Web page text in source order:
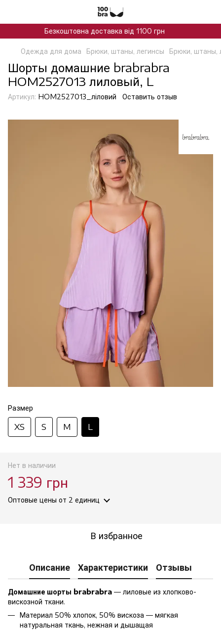
Безкоштовна доставка від 1100 грн
Одежда для дома Брюки, штаны, легинсы Брюки, штаны,
Шорты домашние brabrabra
HOM2527013 лиловый, L
Артикул: HOM2527013_ліловий Оставить отзыв
Размер
XS S M L
Нет в наличии
1 339 грн
Оптовые цены от 2 единиц
В избранное
Описание Характеристики Отзывы
Домашние шорты brabrabra — лиловые из хлопково-
вискозной ткани.
Материал 50% хлопок, 50% вискоза — мягкая
натуральная ткань, нежная и дышащая